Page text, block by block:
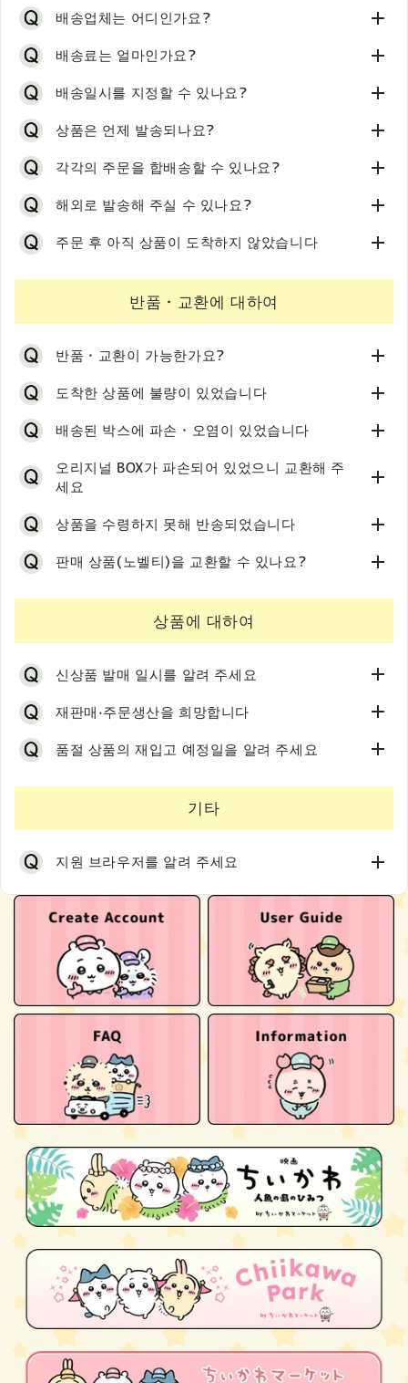
※주소 변경(전송)으로 인해 추가로 발생한 배송비에 대해
서는 당점에서는 보증해 드릴 수 없습니다.
※중요※
2023년 6월 1일(목) 출하분부터 야마토 운수에서는 화물
전송 시 배송비가 발생합니다.
「수령지 주소 오류」 「장기 부재」 「이사」 등으로 인
해,
송)하는 경우에는 변경 전 주소에 해당하는 배송비가 발생
자세한 내용은 여기에서 확인해 주십시오.
해외에서 주문하신 경우는 아래 페이지를 확인해 주십시
SMS로 청구 금액 안내가 발송됩니다.
예）2024년 6월 1일 주문의 경우
결제 안내：7월 1〜5일 사이에 Paidy에서 메일과
결제 기한：7월 27일
※My Paidy에서도 결제 방법이나 청구 금액 확인이 가능
합니다.
⇒My Paidy는 여기(외부 사이트)
※궁금한 점이 있으시면 Paidy 공식 사이트에서 확인하시
거나, Paidy에 직접문의주시기 바랍니다.
⇒Paidy 공식 사이트는 여기(외부 사이트)
⇒Shop Pay의 등록·로그인은 여기(외부 사이트)
위 링크에서, Shop Pay에 등록된 이메일 주소를 입력하
입력하신 이메일 주소로 「Shop 계정 삭제를 요청합니
「계정을 삭제하기」를 눌러 주세요
시지가 표시되면 삭제 완료입니다.
Shop Pay 계정을 삭제하면, Shop Pay에 저장된 정보는
Shop Pay와 저희 매장치이카와 마켓의 등록 정보는 별
매장 계정의 삭제에는 해당하지 않습니다
시겠지만 아래 내용을 확인해 주시기 바랍니다.
＜Shop Pay에 대해＞
Shop Pay는 당사의 온라인 쇼핑 시스템이 제공하는 결제
서비스입니다.
록하시면, 배송지 정보와 신용카드 정보를 저장해 두고 다
음부터는 6자리 코드（SMS 인증）를 입력하는 것만으로
간단하게 결제하실 수 있습니다. 다른 매장에서 한 번
Shop Pay를 이용하신 적이 있더라도, 당사에서 「Shop
Pay 등록 이메일 주소」로 주문하실 때 Shop Pay가 자동
으로 실행되는 경우가 있습니다.
Shop Pay 결제 화면으로 자동 이동하는 사양입니다. 다른
결제 방법으로 주문하고 싶으신 경우에는 번거로우시겠지
만 아래를 시도해 주시기 바랍니다.
드 정보가 입력된 상태의 「지금 바로 결제」 페이지로
「지금 바로 결제」 아래에 있는【게스트로 구매】를
클릭해 주세요.
체크아웃 화면으로 이동합니다. 「배송지」를 입력하시
고, 배송 방법·결제 방법을 선택하신 후, 【주문 확정】
을 클릭해 주세요.
배송업체는 어디인가요?
당사에서는 야마토 운수 타큐빈으로 배송해 드리고 있습니
해외에서 주문하시는 경우는 아래 페이지를 확인해 주세
요.
국제 배송 서비스
배송료는 얼마인가요?
배송 지역에 따라 배송료가 설정되어 있습니다.
주세요.
해외에서 주문하시는 경우는 아래 페이지를 확인해 주세
요.
국제 배송 서비스
배송일시를 지정할 수 있나요?
당사에서는 배송일시 지정을 받고 있지 않습니다.
고객님께서 직접야마토 운수에 문의해 주시기 바랍니다.
상품은 언제 발송되나요?
일부 상품을 제외하고, 재고가 있는 상품은 주문일의 다음
작 예정일로부터 7영업일 이내에 배송해 드립니다.
개별 발송 시기에 관한 문의에 대해서는 답변드리기 어렵
출고 시에는 추적 번호가 기재된 메일로 연락드립니다.
각각의 주문을 합배송할 수 있나요?
주문 후에는 상품의 합배송 요청을 받을 수 없습니다. 각각
부탁드립니다.
해외로 발송해 주실 수 있나요?
상품 구매 페이지에서 배송 가능한 국가/지역을 선택해 주
해외에서 주문하시는 경우는 아래 페이지를 확인해 주세
요.
국제 배송 서비스
주문 후 아직 상품이 도착하지 않았습니다
세요.
일이 기재되어 있습니다.
일반 상품만 주문하신 경우에도 상품이 도착하지 않는다면
문의 폼으로 연락해 주세요.
＜출하 후의 경우＞
날씨나 도로 상황에 따라 배송이 예정보다 늦어질 수 있습
니다.
출하 시 보내드리는 「발송 안내」 메일에 추적 번호와 배
송 상태 URL을 기재해 두었습니다. 배송 상태 URL에서
「 쿠로네코 야마토 화물 문의 시스템 」에서 확인해 주세
반품・교환에 대하여
반품・교환이 가능한가요?
고객 사정에 의한 반품・교환은 접수하지 않습니다. 미리
도착한 상품에 불량이 있었습니다
만전을 기하고 있습니다만, 만일 초기 불량이나 주문과 다
른 내용의 상품이 도착한 경우 반품・교환 대응을 해 드립
【상품 도착 후 7일 이내】에 「해당 상품명」「수량」을
명기하시고,
내용 확인 후, 당점에서 다시 연락드리겠습니다.
또한, 완매 상품 등 대체품을 준비할 수 없는 경우는 환불
로 대응해 드릴 수 있으니 미리 양해해 주세요.
아래의 경우에는 반품・교환을 받을 수 없으니 양해해 주
세요.
지난 후의 교환・반품 의뢰
고객 사용으로 인해 손상이나 파손이 생긴 상품
구매자 본인 이외의 요청(당사의 정한 방식으로 대리권
이 증명된 대리인에 의한 요청이 있는 경우는 제외합니
다.)
본 사이트 외의 점포(옥션 사이트, 상설점, 실점포, 인터
넷 점포를 포함하나 이에 한정되지 않습니다.)에서 구매
한 경우
초기 불량에 해당하지 않으며 제조상의 특성에 의한 것
인 경우
※인형, 마스코트 상품은 양품 기준을 정해두고 있습니다.
자세한 내용은 이 페이지 를 확인해 주세요.
배송된 박스에 파손・오염이 있었습니다
안의 상품을 확인해 보시고, 상품에 파손・오염이 없으면
립니다.
◎상품에도 파손・오염이 있는 경우에 대해
운송 중 발생한 상품의 파손・오염은 운송회사에 직접 연
시 파손・오염 부분을 사진으로 찍고, 송장 번호를 준비하
신 뒤, 【상품 도착 후 14일 이내】에 야마토 운수 서비스
센터로 연락해 주시기 바랍니다.
≪야마토 운수 서비스 센터≫
휴대전화에서: 0570-200-000
전화 접수 시간: 8:00 ~ 20:00 (연중무휴)
오리지널 BOX가 파손되어 있었으니 교환해 주
세요
◎오리지널 BOX만 파손・오염된 경우
이므로, 파손・오염되어 있더라도 교환은 불가능합니다.
아무쪼록 양해 부탁드립니다.
운송 중 발생한 상품의 파손・오염은 운송회사에 직접 연
상품을 수령하신 후 파손・오염을 발견하신 경우에는 반드
시 파손・오염 부분을 사진으로 찍고, 송장 번호를 준비하
신 뒤, 【상품 도착 후 14일 이내】에 야마토 운수 서비스
≪야마토 운수 서비스 센터≫
유선전화에서: 0120-01-9625
휴대전화에서: 0570-200-000
전화 접수 시간: 8:00 ~ 20:00 (연중무휴)
상품을 수령하지 못해 반송되었습니다
당사에서 상품을 발송한 후, 고객님께서 상품을 수령하지
않아 당사(당사가 지정하는 창고 및 기타 배송 거점을 포함
다.), 반송된 시점에서 주문을 취소 처리한 뒤, 아래의 비용
을 고객 부담으로 하도록 합니다. 상품 대금을 미리 결제하
신 경우에는 고객 부담분을 공제한 잔액이 있으면 그 금액
에 대해 환불 절차를 진행해 드립니다.
※요금은 당사가 정하는 지역별 배송료에 준합니다. 자
세한 내용은유저 가이드 안의 「배송에 대하여」를 확
인해 주세요.
※배송비 무료 주문의 경우도 동일하게 상기 배송료를
공제합니다.
※배송회사의 규약 등에 따라 복류의 송료가 별도로 발
생하는 경우에는 그 금액은 추가로 고객 부담이 됩니다.
주문한 상품과 관련하여 발생한 수수료 등의 실비(래핑
수수료, 각종 서비스 수수료를 포함하되 이에 한정되지
않습니다.)
판매 상품(노벨티)을 교환할 수 있나요?
원칙적으로 제조상의 특성에 의한 것인 경우 교환을 받으
있어 교환이 불가능한 경우가 있습니다.
손・오염되어 있는 경우라도 교환은 불가능합니다.
상품에 대하여
신상품 발매 일시를 알려 주세요
대단히 죄송하지만, 상품의 발매 예정에 관해서는 개별적
와 같이 수시로 발신하고 있으니, 확인해 주시기 바랍니다.
※ 아래 사이트에서의 정보 발신을 보장하는 것은 아니오
니, 미리 양해 부탁드립니다.
치이카와마켓(본 사이트)
치이카와마켓 공식 X(구 Twitter)
재판매·주문생산을 희망합니다
재판매나 주문생산 희망에 관한 문의에 대해서는, 회신드
재판매·주문생산이 되는 경우에는,
X(구 Twitter)
품절 상품의 재입고 예정일을 알려 주세요
재판매·재입고에 관한 정보는치이카와마켓 공식 X(구
※ Twitter에서의 정보 발신을 보장하는 것은 아니오니,
미리 양해 부탁드립니다.
또한, 상품 페이지의 「입고 알림 받기」에 이메일 주소를
입력하신 뒤 「등록하기」를 클릭하시면 입고 시 알림이
도착하므로, 그쪽도 이용해 주세요.
※ 입고 알림 메일은 재고를 확보하는 것은 아니오니, 미리
양해 부탁드립니다.
기타
지원 브라우저를 알려 주세요
지원 브라우저는 아래와 같습니다.
Windows: Google Chrome, Mozilla Firefox,
Microsoft Edge 각 최신 버전
Mac(Macintosh): Safari, Google Chrome 각 최신 버
iPhone: Safari 최신 버전
Android: Google Chrome 최신 버전
Internet Explorer를 사용하시는 경우, 올바르게 표시되지
않을 수 있으므로 Microsoft Edge를 사용해 주세요.
사이트의 표시나 동작에 문제가 생긴 경우에는 위의 권장
환경에서 시도해 주세요.